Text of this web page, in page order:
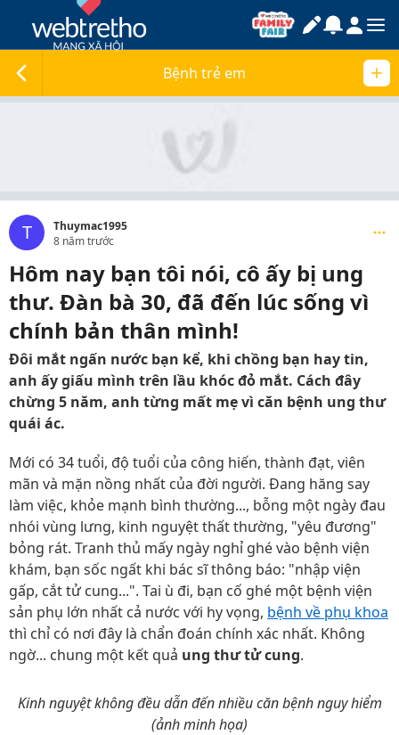
Bệnh trẻ em
T
Thuymac1995
8 năm trước
Hôm nay bạn tôi nói, cô ấy bị ung
thư. Đàn bà 30, đã đến lúc sống vì
chính bản thân mình!
Đôi mắt ngấn nước bạn kể, khi chồng bạn hay tin,
anh ấy giấu mình trên lầu khóc đỏ mắt. Cách đây
chừng 5 năm, anh từng mất mẹ vì căn bệnh ung thư
quái ác.
Mới có 34 tuổi, độ tuổi của công hiến, thành đạt, viên
mãn và mặn nồng nhất của đời người. Đang hăng say
làm việc, khỏe mạnh bình thường..., bỗng một ngày đau
nhói vùng lưng, kinh nguyệt thất thường, "yêu đương"
bỏng rát. Tranh thủ mấy ngày nghỉ ghé vào bệnh viện
khám, bạn sốc ngất khi bác sĩ thông báo: "nhập viện
gấp, cắt tử cung...". Tai ù đi, bạn cố ghé một bệnh viện
sản phụ lớn nhất cả nước với hy vọng, bệnh về phụ khoa
thì chỉ có nơi đây là chẩn đoán chính xác nhất. Không
ngờ... chung một kết quả ung thư tử cung.
Kinh nguyệt không đều dẫn đến nhiều căn bệnh nguy hiểm
(ảnh minh họa)